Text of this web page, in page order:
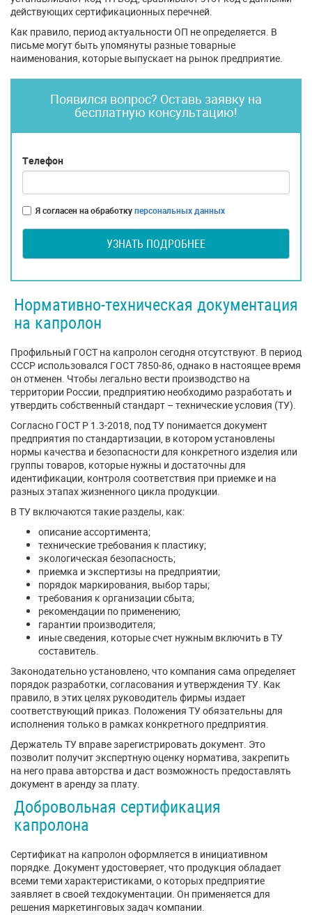
действующих сертификационных перечней.
Как правило, период актуальности ОП не определяется. В
письме могут быть упомянуты разные товарные
наименования, которые выпускает на рынок предприятие.
Появился вопрос? Оставь заявку на
бесплатную консультацию!
Телефон
Я согласен на обработкуперсональных данных
УЗНАТЬ ПОДРОБНЕЕ
Нормативно-техническая документация
на капролон
Профильный ГОСТ на капролон сегодня отсутствуют. В период
СССР использовался ГОСТ 7850-86, однако в настоящее время
он отменен. Чтобы легально вести производство на
территории России, предприятию необходимо разработать и
утвердить собственный стандарт – технические условия (ТУ).
Согласно ГОСТ Р 1.3-2018, под ТУ понимается документ
предприятия по стандартизации, в котором установлены
нормы качества и безопасности для конкретного изделия или
группы товаров, которые нужны и достаточны для
идентификации, контроля соответствия при приемке и на
разных этапах жизненного цикла продукции.
В ТУ включаются такие разделы, как:
описание ассортимента;
технические требования к пластику;
экологическая безопасность;
приемка и экспертизы на предприятии;
порядок маркирования, выбор тары;
требования к организации сбыта;
рекомендации по применению;
гарантии производителя;
иные сведения, которые счет нужным включить в ТУ
составитель.
Законодательно установлено, что компания сама определяет
порядок разработки, согласования и утверждения ТУ. Как
правило, в этих целях руководитель фирмы издает
соответствующий приказ. Положения ТУ обязательны для
исполнения только в рамках конкретного предприятия.
Держатель ТУ вправе зарегистрировать документ. Это
позволит получит экспертную оценку норматива, закрепить
на него права авторства и даст возможность предоставлять
документ в аренду за плату.
Добровольная сертификация
капролона
Сертификат на капролон оформляется в инициативном
порядке. Документ удостоверяет, что продукция обладает
всеми теми характеристиками, о которых предприятие
заявляет в своей техдокументации. Он применяется для
решения маркетинговых задач компании.